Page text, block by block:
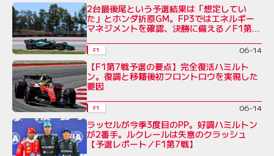
2台最後尾という予選結果は「想定してい
た」とホンダ折原GM。FP3ではエネルギー
マネジメントを確認、決勝に備える／F1第7
F1 06-14
【F1第7戦予選の要点】完全復活ハミルト
ン。復調と移籍後初フロントロウを実現した
要因
F1 06-14
ラッセルが今季3度目のPP。好調ハミルトン
が2番手。ルクレールは失意のクラッシュ
【予選レポート／F1第7戦】